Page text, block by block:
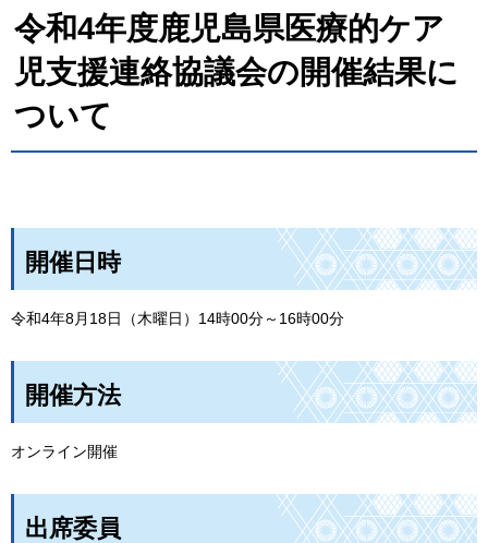
令和4年度鹿児島県医療的ケア
児支援連絡協議会の開催結果に
ついて
開催日時
令和4年8月18日（木曜日）14時00分～16時00分
開催方法
オンライン開催
出席委員